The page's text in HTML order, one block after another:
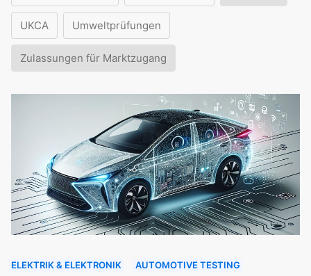
UKCA Umweltprüfungen
Zulassungen für Marktzugang
ELEKTRIK & ELEKTRONIK AUTOMOTIVE TESTING